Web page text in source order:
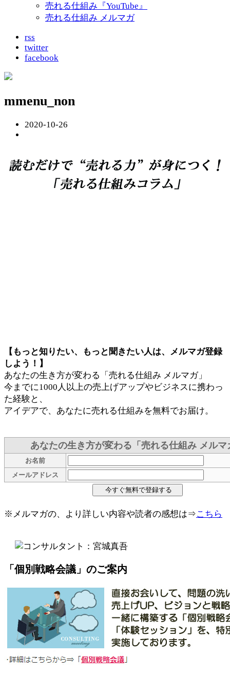
売れる仕組み『YouTube』
売れる仕組み メルマガ
rss
twitter
facebook
mmenu_non
2020-10-26
【もっと知りたい、もっと聞きたい人は、メルマガ登録
しよう！】
あなたの生き方が変わる「売れる仕組み メルマガ」
今までに1000人以上の売上げアップやビジネスに携わっ
た経験と、
アイデアで、あなたに売れる仕組みを無料でお届け。
あなたの生き方が変わる「売れる仕組み メルマ
お名前
メールアドレス
※メルマガの、より詳しい内容や読者の感想は⇒こちら
「個別戦略会議」のご案内